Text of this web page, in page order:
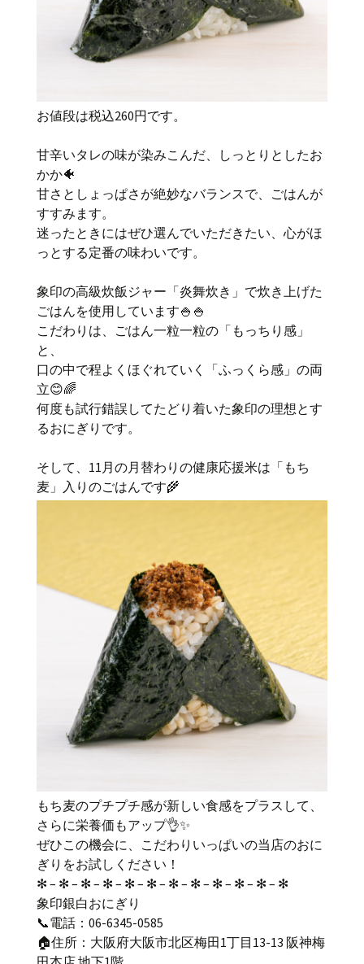
お値段は税込260円です。
甘辛いタレの味が染みこんだ、しっとりとしたお
かか🐠
甘さとしょっぱさが絶妙なバランスで、ごはんが
すすみます。
迷ったときにはぜひ選んでいただきたい、心がほ
っとする定番の味わいです。
象印の高級炊飯ジャー「炎舞炊き」で炊き上げた
ごはんを使用しています🍚🍚
こだわりは、ごはん一粒一粒の「もっちり感」
と、
口の中で程よくほぐれていく「ふっくら感」の両
立😊🌈
何度も試行錯誤してたどり着いた象印の理想とす
るおにぎりです。
そして、11月の月替わりの健康応援米は「もち
麦」入りのごはんです🌾
もち麦のプチプチ感が新しい食感をプラスして、
さらに栄養価もアップ👌✨
ぜひこの機会に、こだわりいっぱいの当店のおに
ぎりをお試しください！
✻ – ✻ – ✻ – ✻ – ✻ – ✻ – ✻ – ✻ – ✻ – ✻ – ✻ – ✻
象印銀白おにぎり
📞電話：06-6345-0585
🏠住所：大阪府大阪市北区梅田1丁目13-13 阪神梅